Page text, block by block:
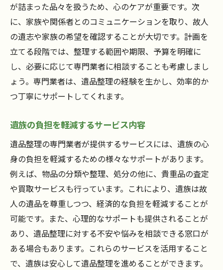
が詰まった品々を扱うため、心のケアが重要です。次
に、家族や関係者とのコミュニケーションを取り、故人
の遺志や家族の希望を確認することが大切です。計画を
立てる段階では、整理する範囲や期限、予算を明確に
し、必要に応じて専門業者に相談することも考慮しまし
ょう。専門業者は、遺品整理の経験を生かし、効率的か
つ丁寧にサポートしてくれます。
遺族の負担を軽減するサービス内容
遺品整理の専門業者が提供するサービスには、遺族の心
身の負担を軽減するための様々なサポートがあります。
例えば、物品の分類や整理、処分の他に、貴重品の査定
や買取サービスも行っています。これにより、遺族は故
人の遺品を尊重しつつ、経済的な負担を軽減することが
可能です。また、心理的なサポートも提供されることが
あり、遺品整理に対する不安や悩みを相談できる窓口が
ある場合もあります。これらのサービスを活用すること
で、遺族は安心して遺品整理を進めることができます。